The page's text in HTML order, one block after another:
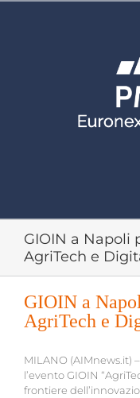
GIOIN a Napoli
AgriTech e
GIOIN a
AgriTech e
MILANO (AIMnews.it)
l’evento GIOIN
frontiere